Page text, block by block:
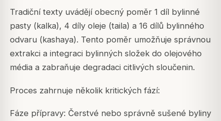
Tradiční texty uvádějí obecný poměr 1 díl bylinné
pasty (kalka), 4 díly oleje (taila) a 16 dílů bylinného
odvaru (kashaya). Tento poměr umožňuje správnou
extrakci a integraci bylinných složek do olejového
média a zabraňuje degradaci citlivých sloučenin.
Proces zahrnuje několik kritických fází:
Fáze přípravy: Čerstvé nebo správně sušené byliny